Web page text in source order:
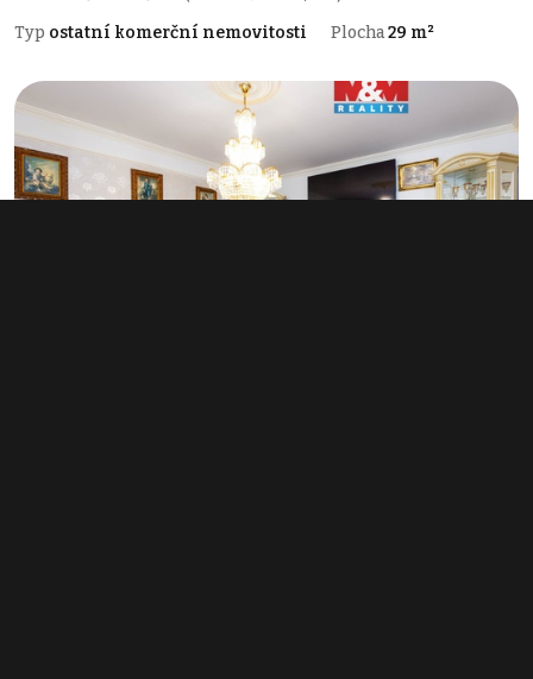
Typ ostatní komerční nemovitosti Plocha29 m²